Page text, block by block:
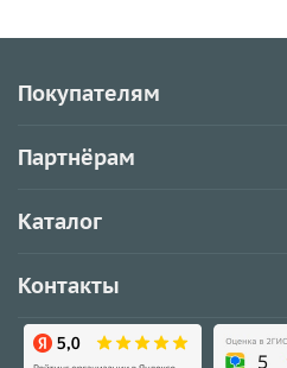
Покупателям
Партнёрам
Каталог
Контакты